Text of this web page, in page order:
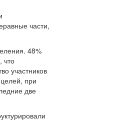
части,
48%
что
участников
при
две